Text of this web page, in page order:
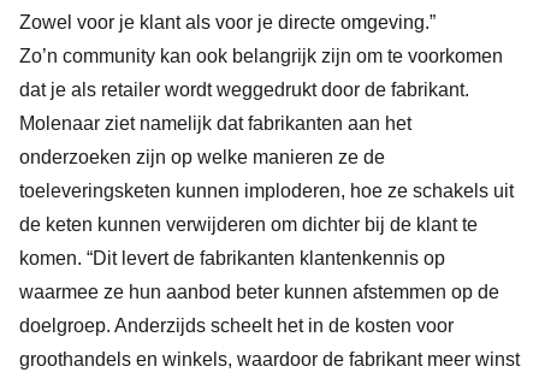
Zowel voor je klant als voor je directe omgeving.”
Zo’n community kan ook belangrijk zijn om te voorkomen
dat je als retailer wordt weggedrukt door de fabrikant.
Molenaar ziet namelijk dat fabrikanten aan het
onderzoeken zijn op welke manieren ze de
toeleveringsketen kunnen imploderen, hoe ze schakels uit
de keten kunnen verwijderen om dichter bij de klant te
komen. “Dit levert de fabrikanten klantenkennis op
waarmee ze hun aanbod beter kunnen afstemmen op de
doelgroep. Anderzijds scheelt het in de kosten voor
groothandels en winkels, waardoor de fabrikant meer winst